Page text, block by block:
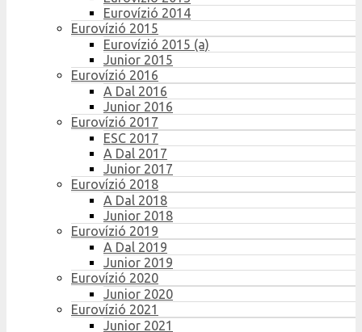
Eurovízió 2014
Eurovízió 2015
Eurovízió 2015 (a)
Junior 2015
Eurovízió 2016
A Dal 2016
Junior 2016
Eurovízió 2017
ESC 2017
A Dal 2017
Junior 2017
Eurovízió 2018
A Dal 2018
Junior 2018
Eurovízió 2019
A Dal 2019
Junior 2019
Eurovízió 2020
Junior 2020
Eurovízió 2021
Junior 2021